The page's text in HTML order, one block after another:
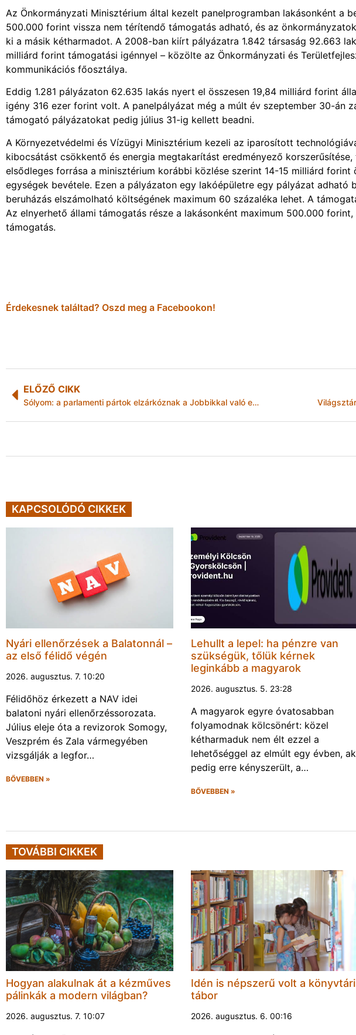
Az Önkormányzati Minisztérium által kezelt panelprogramban lakásonként a
500.000 forint vissza nem térítendő támogatás adható, és az
ki a másik kétharmadot. A 2008-ban kiírt pályázatra 1.842 társaság 92.663
milliárd forint támogatási igénnyel – közölte az Önkormányzati és
kommunikációs főosztálya.
Eddig 1.281 pályázaton 62.635 lakás nyert el összesen 19,84 milliárd forint
igény 316 ezer forint volt. A panelpályázat még a múlt év szeptember 30-án
támogató pályázatokat pedig július 31-ig kellett beadni.
A Környezetvédelmi és Vízügyi Minisztérium kezeli az iparosított
kibocsátást csökkentő és energia megtakarítást eredményező
elsődleges forrása a minisztérium korábbi közlése szerint 14-15 milliárd
egységek bevétele. Ezen a pályázaton egy lakóépületre egy pályázat adható
beruházás elszámolható költségének maximum 60 százaléka lehet. A
Az elnyerhető állami támogatás része a lakásonként maximum 500.000
támogatás.
Érdekesnek találtad? Oszd meg a Facebookon!
ELŐZŐ CIKK
Sólyom: a parlamenti pártok elzárkóznak a Jobbikkal való együttműködéstől
KAPCSOLÓDÓ CIKKEK
Nyári ellenőrzések a Balatonnál –
az első félidő végén
2026. augusztus. 7. 10:20
Félidőhöz érkezett a NAV idei
balatoni nyári ellenőrzéssorozata.
Július eleje óta a revizorok Somogy,
Veszprém és Zala vármegyében
vizsgálják a legfor…
BŐVEBBEN »
Lehullt a lepel: ha pénzre van
szükségük, tőlük kérnek
leginkább a magyarok
2026. augusztus. 5. 23:28
A magyarok egyre óvatosabban
folyamodnak kölcsönért: közel
kétharmaduk nem élt ezzel a
lehetőséggel az elmúlt egy évben,
pedig erre kényszerült, a…
BŐVEBBEN »
TOVÁBBI CIKKEK
Hogyan alakulnak át a kézműves
pálinkák a modern világban?
2026. augusztus. 7. 10:07
Idén is népszerű volt a könyvtári
tábor
2026. augusztus. 6. 00:16